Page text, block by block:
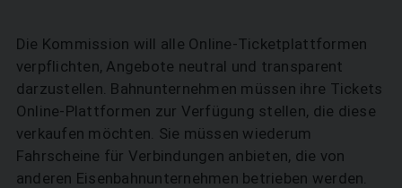
Die Kommission will alle Online-Ticketplattformen
verpflichten, Angebote neutral und transparent
darzustellen. Bahnunternehmen müssen ihre Tickets
Online-Plattformen zur Verfügung stellen, die diese
verkaufen möchten. Sie müssen wiederum
Fahrscheine für Verbindungen anbieten, die von
anderen Eisenbahnunternehmen betrieben werden.